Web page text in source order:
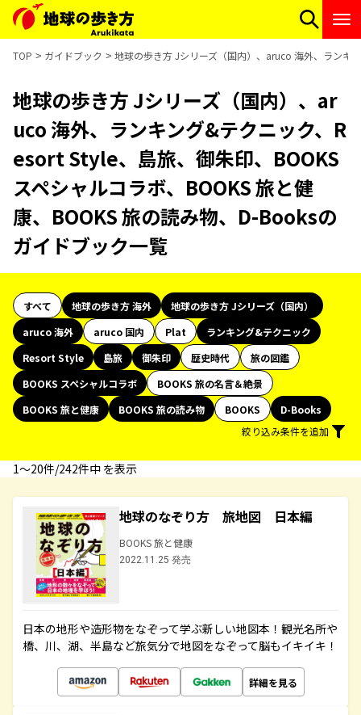
TOP ガイドブック 地球の歩き方 Jシリーズ（国内）、aruco 海外、ランキ
地球の歩き方 Jシリーズ（国内）、ar
uco 海外、ランキング&テクニック、R
esort Style、島旅、御朱印、BOOKS
スペシャルコラボ、BOOKS 旅と健
康、BOOKS 旅の読み物、D-Booksの
ガイドブック一覧
すべて 地球の歩き方 海外
地球の歩き方 Jシリーズ（国内）
aruco 海外
aruco 国内 Plat
ランキング&テクニック
Resort Style
島旅 御朱印 歴史時代
旅の図鑑
BOOKS スペシャルコラボ
BOOKS 旅の名言＆絶景
BOOKS 旅と健康
BOOKS 旅の読み物 BOOKS
D-Books
絞り込み条件を追加
1〜20件/242件中 を表示
地球のなぞり方 旅地図 日本編
BOOKS 旅と健康
2022.11.25 発売
日本の地形や造形物をなぞって学ぶ新しい地図本！観光名所や
橋、川、湖、半島など旅気分で地図をなぞって脳もイキイキ！
詳細を見る